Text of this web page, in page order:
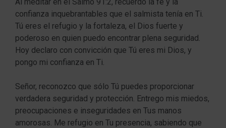
confianza inquebrantables que el salmista tenía en Ti.
Tú eres el refugio y la fortaleza, el Dios fuerte y
poderoso en quien puedo encontrar plena seguridad.
Hoy declaro con convicción que Tú eres mi Dios, y
pongo mi confianza en Ti.
Señor, reconozco que sólo Tú puedes proporcionar
verdadera seguridad y protección. Entrego mis miedos,
preocupaciones e inseguridades en Tus manos
amorosas. Me refugio en Tu presencia, sabiendo que